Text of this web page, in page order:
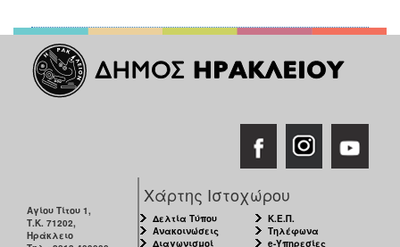
Αγίου Τίτου 1,
Τ.Κ. 71202,
Ηράκλειο
Χάρτης Ιστοχώρου
Δελτία Τύπου
Ανακοινώσεις
Διαγωνισμοί
Κ.Ε.Π.
Τηλέφωνα
e-Υπηρεσίες